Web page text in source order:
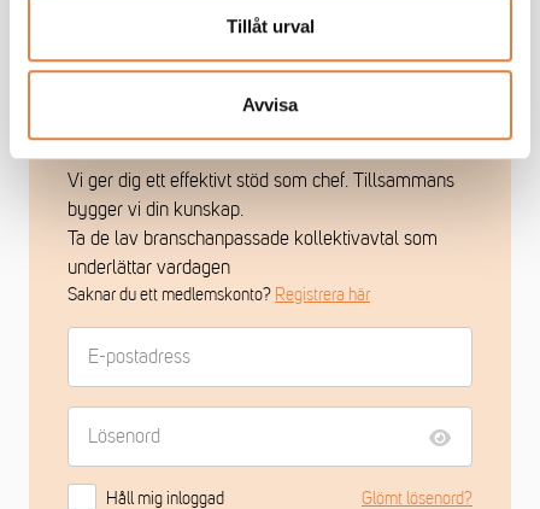
Tillåt urval
Avvisa
Som medlem får du ta del av
medlemsexklusivt innehåll
Vi ger dig ett effektivt stöd som chef. Tillsammans
bygger vi din kunskap.
Ta de lav branschanpassade kollektivavtal som
underlättar vardagen
Saknar du ett medlemskonto? Registrera här
Håll mig inloggad Glömt lösenord?